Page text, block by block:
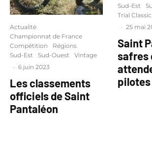
Actualité
Championnat de France
Compétition
Régions
Sud-Est
Sud-Ouest
Vintage
· 6 juin 2023
Les classements
officiels de Saint
Pantaléon
Sud-Est
Trial Classic
· 25 mai
Saint
safres